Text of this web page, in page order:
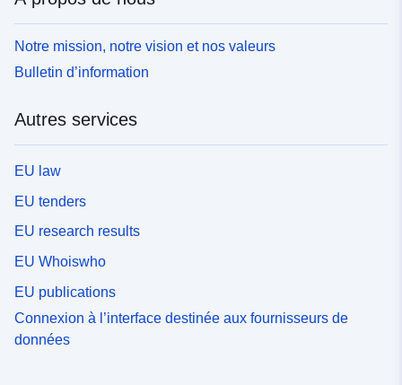
Notre mission, notre vision et nos valeurs
Bulletin d’information
Autres services
EU law
EU tenders
EU research results
EU Whoiswho
EU publications
Connexion à l’interface destinée aux fournisseurs de
données